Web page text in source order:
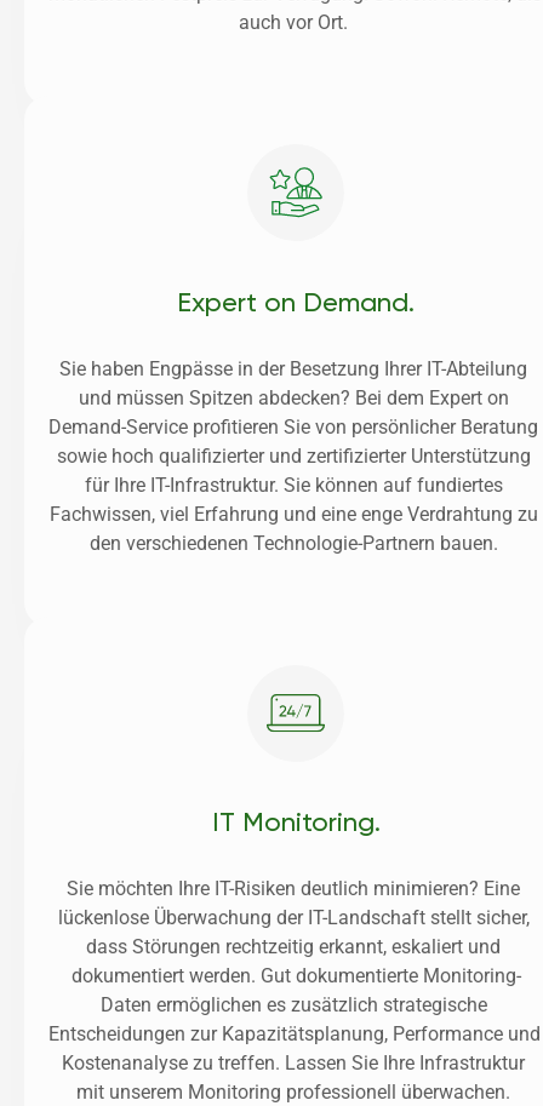
auch vor Ort.
Expert on Demand.
Sie haben Engpässe in der Besetzung Ihrer IT-Abteilung
und müssen Spitzen abdecken? Bei dem Expert on
Demand-Service profitieren Sie von persönlicher Beratung
sowie hoch qualifizierter und zertifizierter Unterstützung
für Ihre IT-Infrastruktur. Sie können auf fundiertes
Fachwissen, viel Erfahrung und eine enge Verdrahtung zu
den verschiedenen Technologie-Partnern bauen.
IT Monitoring.
Sie möchten Ihre IT-Risiken deutlich minimieren? Eine
lückenlose Überwachung der IT-Landschaft stellt sicher,
dass Störungen rechtzeitig erkannt, eskaliert und
dokumentiert werden. Gut dokumentierte Monitoring-
Daten ermöglichen es zusätzlich strategische
Entscheidungen zur Kapazitätsplanung, Performance und
Kostenanalyse zu treffen. Lassen Sie Ihre Infrastruktur
mit unserem Monitoring professionell überwachen.